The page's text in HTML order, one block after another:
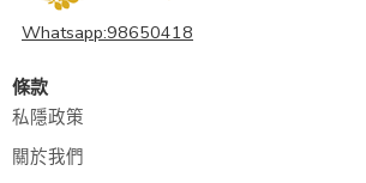
Whatsapp:98650418
條款
私隱政策
關於我們